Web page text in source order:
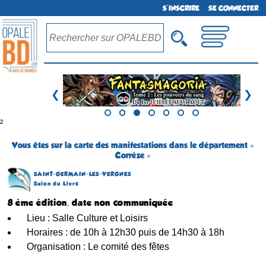
S'INSCRIRE SE CONNECTER
❮ ❯
²
Vous êtes sur la carte des manifestations dans le département «
Corrèze »
SAINT-GERMAIN-LES-VERGNES
Salon du Livre
8 ème édition, date non communiquée
Lieu : Salle Culture et Loisirs
Horaires : de 10h à 12h30 puis de 14h30 à 18h
Organisation : Le comité des fêtes